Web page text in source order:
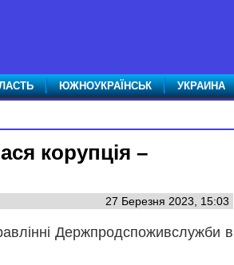
ЮЖНОУКРАЇНСЬК УКРАИНА
корупція –
27 Березня 2023, 15:03
Держпродспоживслужби в